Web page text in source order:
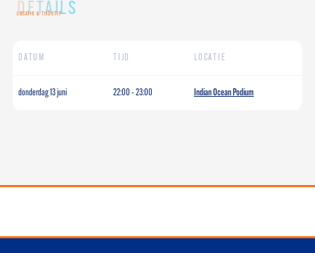
DETAILS
LOCATIE & TIJDSTIP
DATUM TIJD LOCATIE
donderdag 13 juni 22:00 - 23:00 Indian Ocean Podium